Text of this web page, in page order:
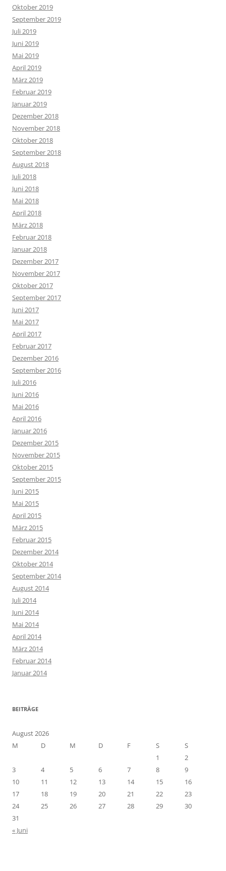
Oktober 2019
September 2019
Juli 2019
Juni 2019
Mai 2019
April 2019
März 2019
Februar 2019
Januar 2019
Dezember 2018
November 2018
Oktober 2018
September 2018
August 2018
Juli 2018
Juni 2018
Mai 2018
April 2018
März 2018
Februar 2018
Januar 2018
Dezember 2017
November 2017
Oktober 2017
September 2017
Juni 2017
Mai 2017
April 2017
Februar 2017
Dezember 2016
September 2016
Juli 2016
Juni 2016
Mai 2016
April 2016
Januar 2016
Dezember 2015
November 2015
Oktober 2015
September 2015
Juni 2015
Mai 2015
April 2015
März 2015
Februar 2015
Dezember 2014
Oktober 2014
September 2014
August 2014
Juli 2014
Juni 2014
Mai 2014
April 2014
März 2014
Februar 2014
Januar 2014
BEITRÄGE
August 2026
M
D M D F S
S
1
2
3
4 5 6 7 8
9
10
11 12 13 14 15
16
17
18 19 20 21 22
23
24
25 26 27 28 29
30
31
« Juni